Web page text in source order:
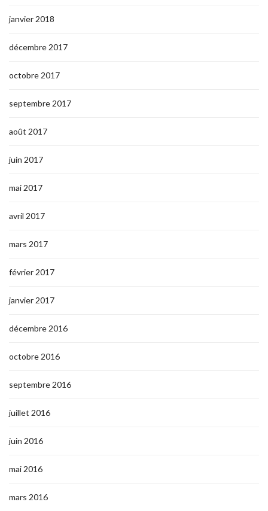
janvier 2018
décembre 2017
octobre 2017
septembre 2017
août 2017
juin 2017
mai 2017
avril 2017
mars 2017
février 2017
janvier 2017
décembre 2016
octobre 2016
septembre 2016
juillet 2016
juin 2016
mai 2016
mars 2016